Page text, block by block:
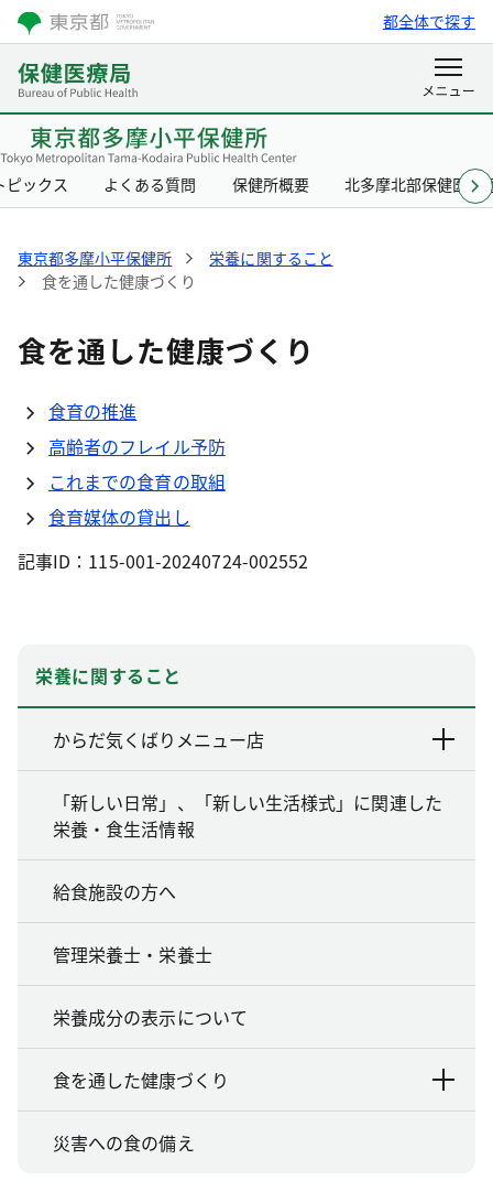
都全体で探す
ピックス よくある質問 保健所概要 北多摩北部保健医療
東京都多摩小平保健所
栄養に関すること
食を通した健康づくり
食を通した健康づくり
食育の推進
高齢者のフレイル予防
これまでの食育の取組
食育媒体の貸出し
記事ID：115-001-20240724-002552
栄養に関すること
からだ気くばりメニュー店
「新しい日常」、「新しい生活様式」に関連した
栄養・食生活情報
給食施設の方へ
管理栄養士・栄養士
栄養成分の表示について
食を通した健康づくり
災害への食の備え